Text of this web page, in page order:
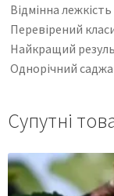
Відмінна
Перевірений
Найкращий
Однорічний
Супутні